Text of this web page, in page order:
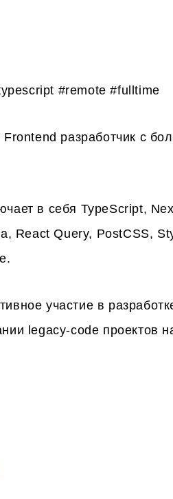
#remote #fulltime
разработчик с
в себя TypeScript,
React Query, PostCSS,
участие в
legacy-code проектов